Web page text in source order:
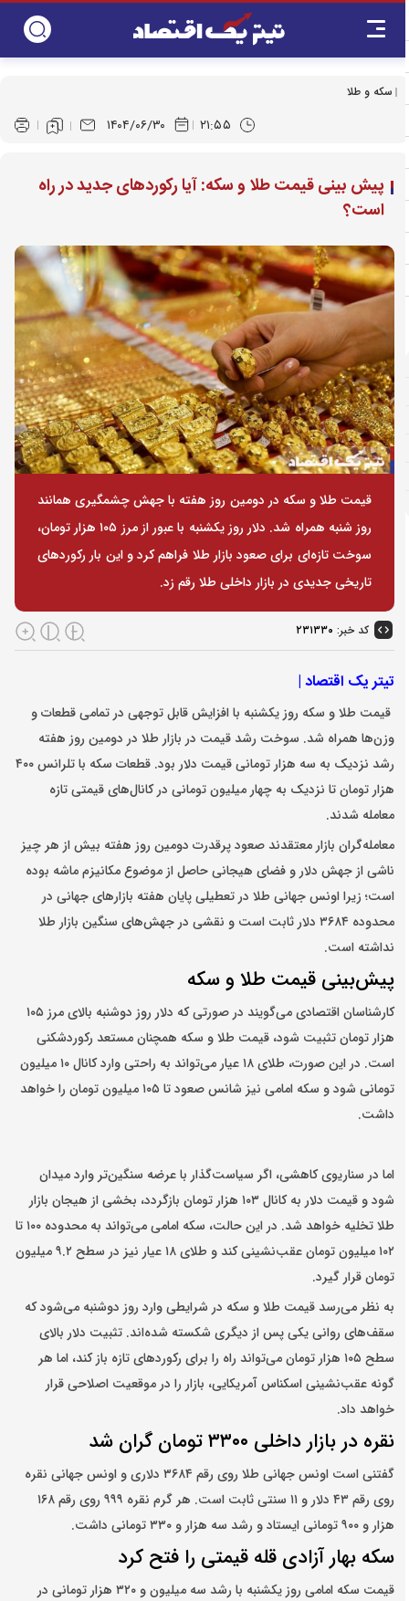
سکه و طلا
۱۴۰۴/۰۶/۳۰ ۲۱:۵۵
پیش‌ بینی قیمت طلا و سکه: آیا رکوردهای جدید در راه
است؟
قیمت طلا و سکه در دومین روز هفته با جهش چشمگیری همانند
روز شنبه همراه شد. دلار روز یکشنبه با عبور از مرز ۱۰۵ هزار تومان،
سوخت تازه‌ای برای صعود بازار طلا فراهم کرد و این بار رکوردهای
تاریخی جدیدی در بازار داخلی طلا رقم زد.
کد خبر: ۲۳۱۳۳۰
تیتر یک اقتصاد |
قیمت طلا و سکه روز یکشنبه با افزایش‌ قابل توجهی در تمامی قطعات و
وزن‌ها همراه شد. سوخت رشد قیمت در بازار طلا در دومین روز هفته
رشد نزدیک به سه هزار تومانی قیمت دلار بود. قطعات سکه با تلرانس ۴۰۰
هزار تومان تا نزدیک به چهار میلیون تومانی در کانال‌های قیمتی تازه‌
معامله شدند.
معامله‌گران بازار معتقدند صعود پرقدرت دومین روز هفته بیش از هر چیز
ناشی از جهش دلار و فضای هیجانی حاصل از موضوع مکانیزم ماشه بوده
است؛ زیرا اونس جهانی طلا در تعطیلی پایان هفته بازارهای جهانی در
محدوده ۳۶۸۴ دلار ثابت است و نقشی در جهش‌های سنگین بازار طلا
نداشته است.
پیش‌بینی قیمت طلا و سکه
کارشناسان اقتصادی می‌گویند در صورتی که دلار روز دوشنبه بالای مرز ۱۰۵
هزار تومان تثبیت شود، قیمت طلا و سکه همچنان مستعد رکوردشکنی
است. در این صورت، طلای ۱۸ عیار می‌تواند به راحتی وارد کانال ۱۰ میلیون
تومانی شود و سکه امامی نیز شانس صعود تا ۱۰۵ میلیون تومان را خواهد
داشت.
اما در سناریوی کاهشی، اگر سیاست‌گذار با عرضه سنگین‌تر وارد میدان
شود و قیمت دلار به کانال ۱۰۳ هزار تومان بازگردد، بخشی از هیجان بازار
طلا تخلیه خواهد شد. در این حالت، سکه امامی می‌تواند به محدوده ۱۰۰ تا
۱۰۲ میلیون تومان عقب‌نشینی کند و طلای ۱۸ عیار نیز در سطح ۹.۲ میلیون
تومان قرار گیرد.
به نظر می‌رسد قیمت طلا و سکه در شرایطی وارد روز دوشنبه می‌شود که
سقف‌های روانی یکی پس از دیگری شکسته شده‌اند. تثبیت دلار بالای
سطح ۱۰۵ هزار تومان می‌تواند راه را برای رکوردهای تازه باز کند، اما هر
گونه عقب‌نشینی اسکناس آمریکایی، بازار را در موقعیت اصلاحی قرار
خواهد داد.
نقره در بازار داخلی ۳۳۰۰ تومان گران شد
گفتنی است اونس جهانی طلا روی رقم ۳۶۸۴ دلاری و اونس جهانی نقره
روی رقم ۴۳ دلار و ۱۱ سنتی ثابت است. هر گرم نقره ۹۹۹ روی رقم ۱۶۸
هزار و ۹۰۰ تومانی ایستاد و رشد سه هزار و ۳۳۰ تومانی داشت.
سکه بهار آزادی قله قیمتی را فتح کرد
قیمت سکه امامی روز یکشنبه با رشد سه میلیون و ۳۲۰ هزار تومانی در